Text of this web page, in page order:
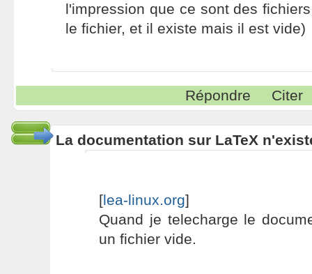
l'impression que ce sont des
le fichier, et il existe mais il est vide)
Répondre Citer
La documentation sur LaTeX
[lea-linux.org]
Quand je telecharge le
un fichier vide.